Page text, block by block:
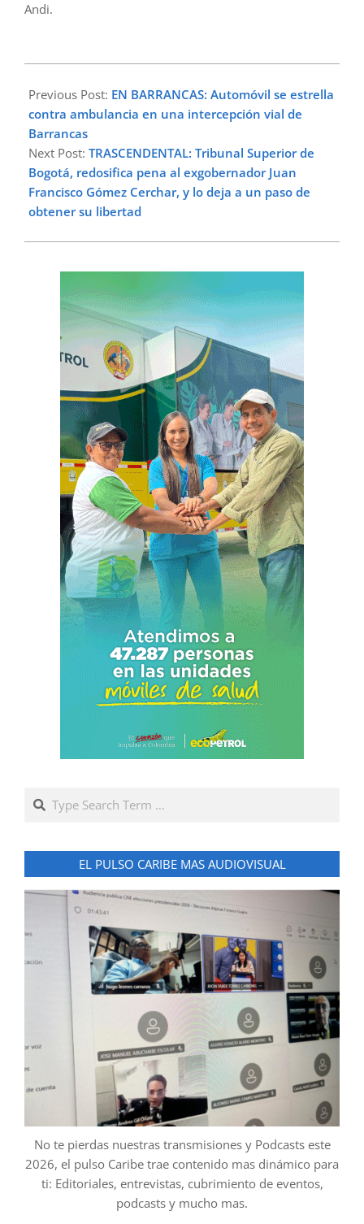
Andi.
10-
07
Previous Post: EN BARRANCAS: Automóvil se estrella
contra ambulancia en una intercepción vial de
Barrancas
Next Post: TRASCENDENTAL: Tribunal Superior de
Bogotá, redosifica pena al exgobernador Juan
Francisco Gómez Cerchar, y lo deja a un paso de
obtener su libertad
Search
EL PULSO CARIBE MAS AUDIOVISUAL
No te pierdas nuestras transmisiones y Podcasts este
2026, el pulso Caribe trae contenido mas dinámico para
ti: Editoriales, entrevistas, cubrimiento de eventos,
podcasts y mucho mas.